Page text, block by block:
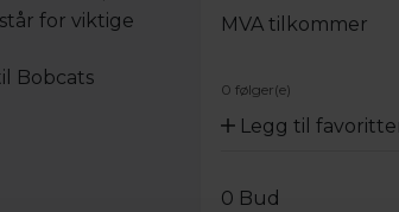
står for viktige
Bobcats
MVA tilkommer
0 følger(e)
Legg til
0 Bud